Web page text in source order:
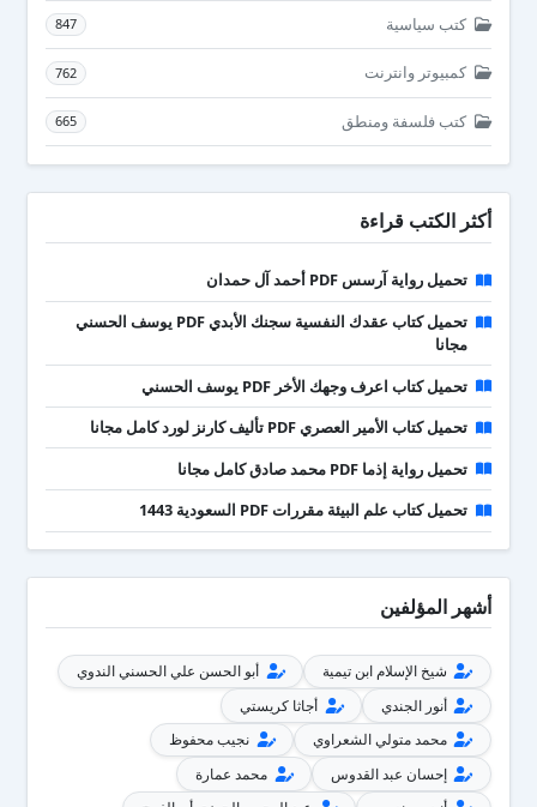
كتب سياسية 847
كمبيوتر وانترنت 762
كتب فلسفة ومنطق 665
أكثر الكتب قراءة
تحميل رواية آرسس PDF أحمد آل حمدان
تحميل كتاب عقدك النفسية سجنك الأبدي PDF يوسف الحسني
مجانا
تحميل كتاب اعرف وجهك الأخر PDF يوسف الحسني
تحميل كتاب الأمير العصري PDF تأليف كارنز لورد كامل مجانا
تحميل رواية إذما PDF محمد صادق كامل مجانا
تحميل كتاب علم البيئة مقررات PDF السعودية 1443
أشهر المؤلفين
شيخ الإسلام ابن تيمية
أبو الحسن علي الحسني الندوي
أنور الجندي
أجاثا كريستي
محمد متولي الشعراوي
نجيب محفوظ
إحسان عبد القدوس
محمد عمارة